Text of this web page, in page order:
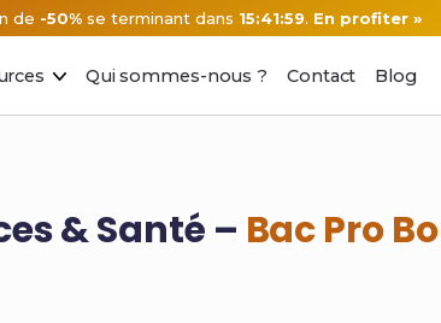
de -50%se terminant dans 15:41:58. En profiter »
Qui sommes-nous ? Contact Blog
& Santé – Bac Pro